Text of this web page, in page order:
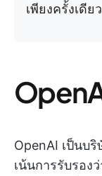
เพียงครั้งเดีย
OpenAI เป็นบ
เน้นการรับรอง